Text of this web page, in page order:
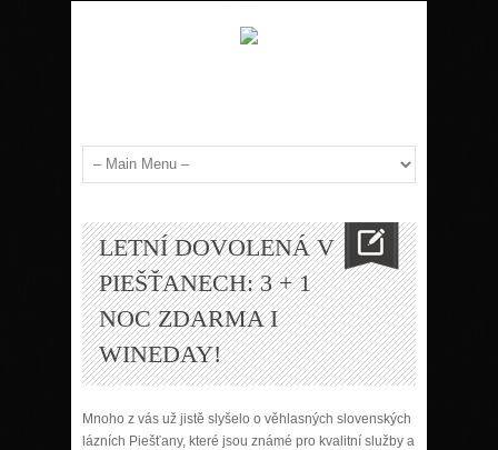
LETNÍ DOVOLENÁ V
PIEŠŤANECH: 3 + 1
NOC ZDARMA I
WINEDAY!
Mnoho z vás už jistě slyšelo o věhlasných slovenských
lázních Piešťany, které jsou známé pro kvalitní služby a